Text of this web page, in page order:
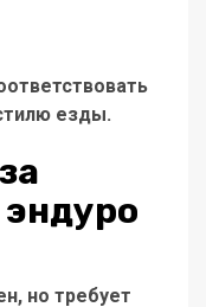
езды.
но требует